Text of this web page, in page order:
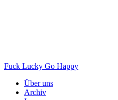
Fuck Lucky Go Happy
Über uns
Archiv